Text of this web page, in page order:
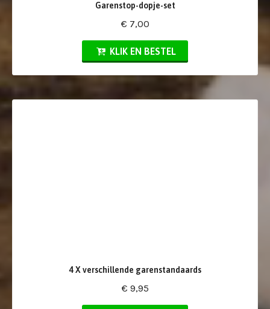
Garenstop-dopje-set
€ 7,00
KLIK EN BESTEL
4 X verschillende garenstandaards
€ 9,95